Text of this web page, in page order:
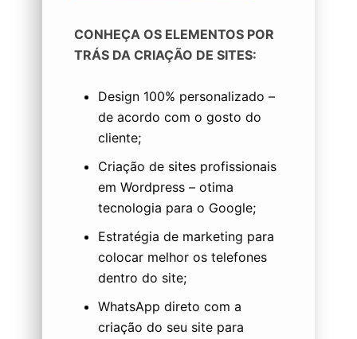
CONHEÇA OS ELEMENTOS POR
TRÁS DA CRIAÇÃO DE SITES:
Design 100% personalizado –
de acordo com o gosto do
cliente;
Criação de sites profissionais
em Wordpress – otima
tecnologia para o Google;
Estratégia de marketing para
colocar melhor os telefones
dentro do site;
WhatsApp direto com a
criação do seu site para